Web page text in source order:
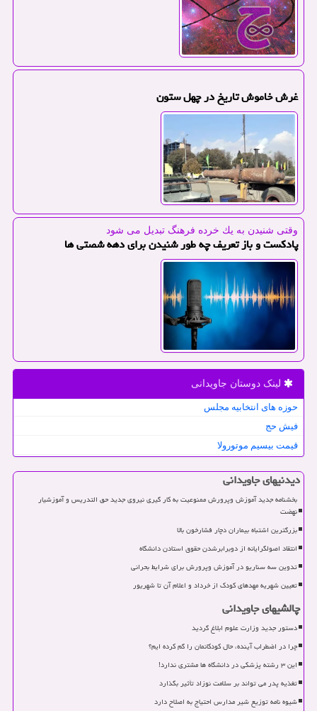
غرش خاموش تاریخ در چهل ستون
وقتی شنیدن به یك خرده فرهنگ تبدیل می شود
پادکست و باز تعریف چه طور شنیدن برای دهه شصتی ها
لینک دوستان جاویدانی
حوزه های انتخابیه مجلس
فیش حج
قیمت بیسیم موتورولا
دیدنیهای جاویدانی
بخشنامه جدید آموزش وپرورش ممنوعیت به کار گیری نیروی جدید حق التدریس و آموزشیار
نهضت
بزرگترین اشتباه بیماران دچار فشارخون بالا
انتقاد اصولگرایانه از دوبرابرشدن حقوق استادن دانشگاه
تدوین سه سناریو در آموزش وپرورش برای شرایط بحرانی
تعیین شهریه مهدهای کودک از خرداد و اعلام آن تا شهریور
چالشیهای جاویدانی
دستور جدید وزارت علوم ابلاغ گردید
چرا در اضطراب آینده، حال کودکانمان را گم کرده ایم؟
این ۳ رشته پزشکی در دانشگاه ها مشتری ندارد!
تغذیه پدر می تواند بر سلامت نوزاد تأثیر بگذارد
شیوه نامه توزیع شیر مدارس احتیاج به اصلاح دارد